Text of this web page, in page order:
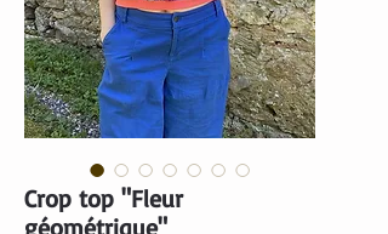
Crop top "Fleur
géométrique"